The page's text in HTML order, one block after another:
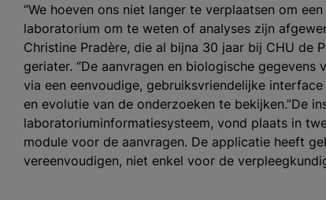
“We hoeven ons niet langer te verplaatsen om
laboratorium om te weten of analyses zijn
Christine Pradère, die al bijna 30 jaar bij CHU de
geriater. “De aanvragen en biologische
via een eenvoudige, gebruiksvriendelijke
en evolutie van de onderzoeken te bekijken.”De
laboratoriuminformatiesysteem, vond plaats in
module voor de aanvragen. De applicatie heeft
vereenvoudigen, niet enkel voor de